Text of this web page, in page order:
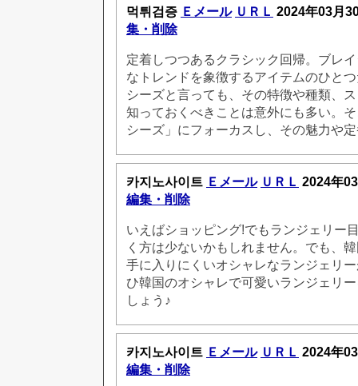
먹튀검증 Ｅメール ＵＲＬ 2024年03月
集・削除
定着しつつあるクラシック回帰。ブレ
なトレンドを象徴するアイテムのひと
シーズと言っても、その特徴や種類、
知っておくべきことは意外にも多い。
シーズ」にフォーカスし、その魅力や
카지노사이트 Ｅメール ＵＲＬ 2024年
編集・削除
いえばショッピング!でもランジェリー
く方は少ないかもしれません。でも、
手に入りにくいオシャレなランジェリ
ひ韓国のオシャレで可愛いランジェリ
しょう♪
카지노사이트 Ｅメール ＵＲＬ 2024年
編集・削除